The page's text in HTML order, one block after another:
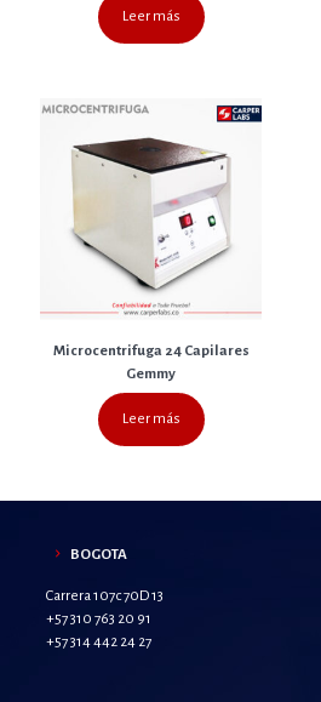
Leer más
Microcentrifuga 24 Capilares
Gemmy
Leer más
BOGOTA
Carrera 107c 70D 13
+57 310 763 20 91
+57 314 442 24 27